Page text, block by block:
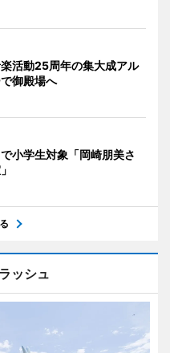
活動25周年の集大成アル
御殿場へ
小学生対象「岡崎朋美さ
ッシュ